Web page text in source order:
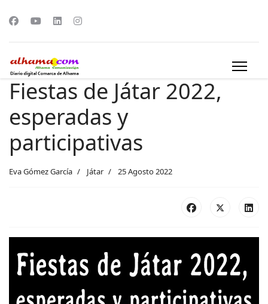
Fiestas de Játar 2022,
esperadas y
participativas
Eva Gómez García Játar 25 Agosto 2022